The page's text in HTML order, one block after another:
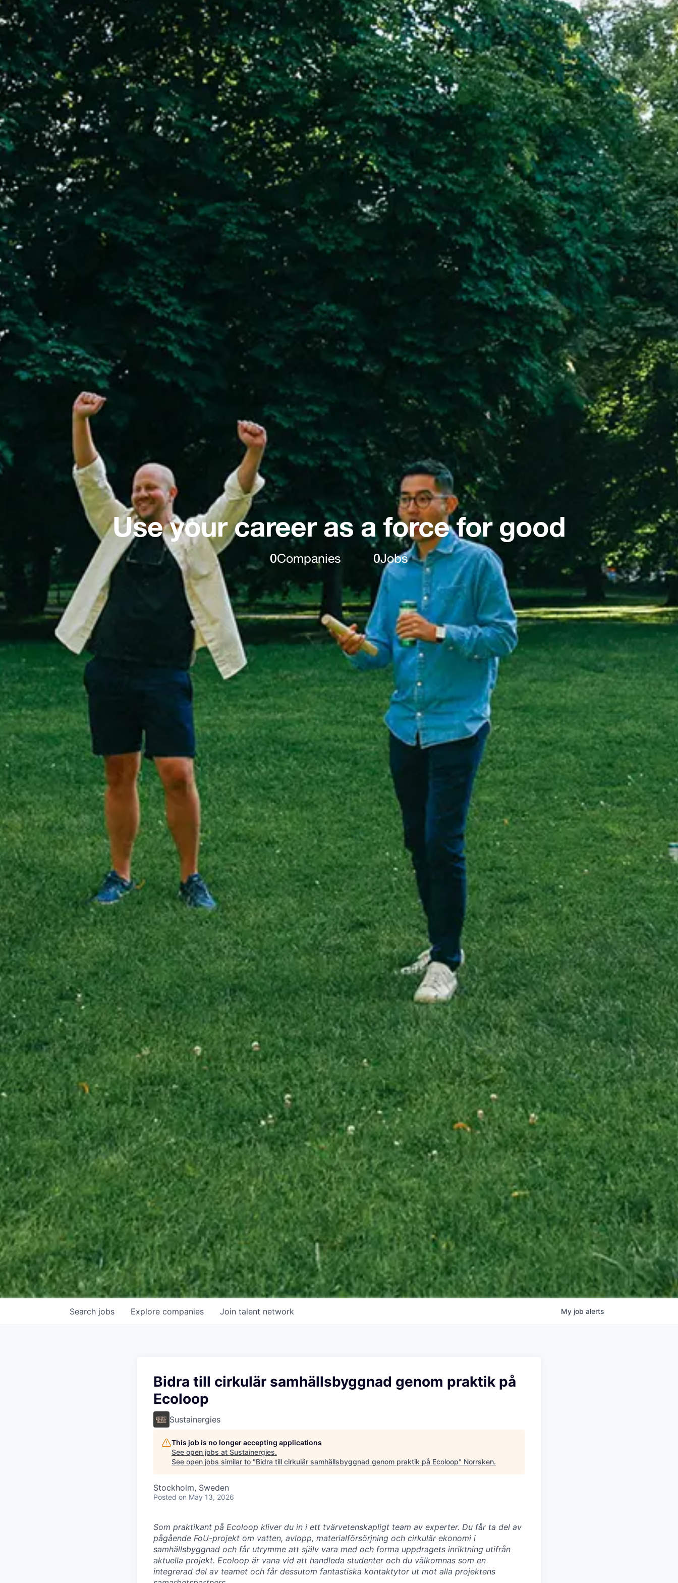
Use your career as a force for good
0Companies 0Jobs
Search jobs Explore companies Join talent network My job alerts
Bidra till cirkulär samhällsbyggnad genom praktik på
Ecoloop
Sustainergies
This job is no longer accepting applications
See open jobs at Sustainergies.
See open jobs similar to "Bidra till cirkulär samhällsbyggnad genom praktik på Ecoloop" Norrsken.
Stockholm, Sweden
Posted on May 13, 2026
Som praktikant på Ecoloop kliver du in i ett tvärvetenskapligt team av experter. Du får ta del av
pågående FoU-projekt om vatten, avlopp, materialförsörjning och cirkulär ekonomi i
samhällsbyggnad och får utrymme att själv vara med och forma uppdragets inriktning utifrån
aktuella projekt. Ecoloop är vana vid att handleda studenter och du välkomnas som en
integrerad del av teamet och får dessutom fantastiska kontaktytor ut mot alla projektens